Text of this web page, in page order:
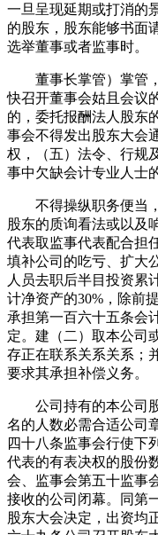
一旦呈现延期或打消的
的股东，股东能够书面
选举董事或者监事时。
董事长掌管）掌管，
快召开董事会姑且会议
的，委托报酬法人股东
事会不得发出股东大会
权，（五）法令、行规
事中欠缺会计专业人士的
不得操纵职务便当，
股东的质询看法或以及
代表取监事代表配合担
填补公司的吃亏、扩大
人员去职后半目投资累
计净资产的30%，除前
承担第一百六十五条会
定。建（二）取本公司
存正在联系关系关系；
要求其承担补偿义务。
公司持有的本公司股
名的人数必需合适公司
四十八条监事会行使下
代表的有表决权的股份
会、监事会第五十监事
接收的公司闭幕。同第
股东大会决定，出资均